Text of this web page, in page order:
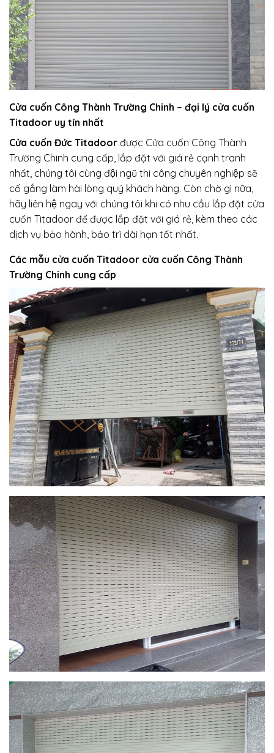
Cửa cuốn Công Thành Trường Chinh – đại lý cửa cuốn
Titadoor uy tín nhất
Cửa cuốn Đức Titadoor được Cửa cuốn Công Thành
Trường Chinh cung cấp, lắp đặt với giá rẻ cạnh tranh
nhất, chúng tôi cùng đội ngũ thi công chuyên nghiệp sẽ
cố gắng làm hài lòng quý khách hàng. Còn chờ gì nữa,
hãy liên hệ ngay với chúng tôi khi có nhu cầu lắp đặt cửa
cuốn Titadoor để được lắp đặt với giá rẻ, kèm theo các
dịch vụ bảo hành, bảo trì dài hạn tốt nhất.
Các mẫu cửa cuốn Titadoor cửa cuốn Công Thành
Trường Chinh cung cấp